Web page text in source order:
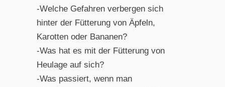
-Welche Gefahren verbergen sich
hinter der Fütterung von Äpfeln,
Karotten oder Bananen?
-Was hat es mit der Fütterung von
Heulage auf sich?
-Was passiert, wenn man